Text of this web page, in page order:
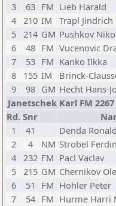
3
63 FM Lieb Harald
4 210 IM Trapl Jindrich
5 214 GM Pushkov
6
48 FM Vucenovic
7
53 FM Kanko Ilkka
8
155 IM Brinck-
9
98 GM Hecht Hans-
Janetschek Karl FM 2267
Rd. Snr
1
41 Denda Ronald
2
4 NM Strobel
4 232 FM Pacl Vaclav
5 215 GM Chernikov
6
51 FM Hohler Peter
7
54 FM Hurme Harri